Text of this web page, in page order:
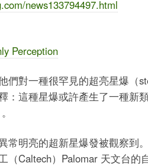
news133794497.html
Perception
們對一種很罕見的超亮星爆（
：這種星爆或許產生了一種新
常明亮的超新星爆發被觀察到
（Caltech）Palomar 天文台的